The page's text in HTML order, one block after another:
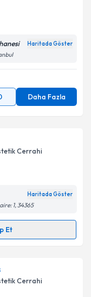
Haritada Göster
Daha Fazla
Cerrahi
Haritada Göster
1, 34365
Et
takvimi talebi
almanız için bir
bilgilendireceğiz.
Cerrahi